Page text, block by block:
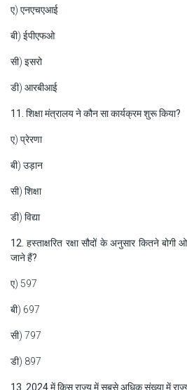
ए) एनएचएआई
बी) ईपीएफओ
सी) इसरो
डी) आरबीआई
11. शिक्षा मंत्रालय ने कौन सा कार्यक्रम शुरू किया?
ए) प्रेरणा
बी) उड़ान
सी) शिक्षा
डी) विद्या
12. हस्ताक्षरित रक्षा सौदों के अनुसार कितने
जाने हैं?
ए) 597
बी) 697
सी) 797
डी) 897
13. 2024 में किस राज्य में सबसे अधिक संख्या में